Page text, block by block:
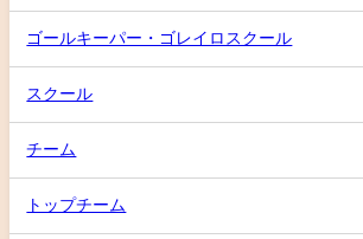
ゴールキーパー・ゴレイロスクール
スクール
チーム
トップチーム